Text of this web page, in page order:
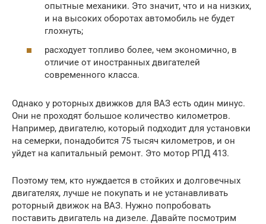
опытные механики. Это значит, что и на низких,
и на высоких оборотах автомобиль не будет
глохнуть;
расходует топливо более, чем экономично, в
отличие от иностранных двигателей
современного класса.
Однако у роторных движков для ВАЗ есть один минус.
Они не проходят большое количество километров.
Например, двигателю, который подходит для установки
на семерки, понадобится 75 тысяч километров, и он
уйдет на капитальный ремонт. Это мотор РПД 413.
Поэтому тем, кто нуждается в стойких и долговечных
двигателях, лучше не покупать и не устанавливать
роторный движок на ВАЗ. Нужно попробовать
поставить двигатель на дизеле. Давайте посмотрим